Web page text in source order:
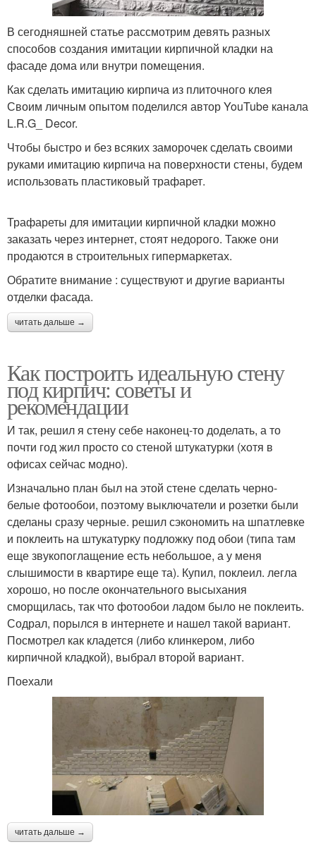
В сегодняшней статье рассмотрим девять разных
способов создания имитации кирпичной кладки на
фасаде дома или внутри помещения.
Как сделать имитацию кирпича из плиточного клея
Своим личным опытом поделился автор YouTube канала
L.R.G_ Decor.
Чтобы быстро и без всяких заморочек сделать своими
руками имитацию кирпича на поверхности стены, будем
использовать пластиковый трафарет.
Трафареты для имитации кирпичной кладки можно
заказать через интернет, стоят недорого. Также они
продаются в строительных гипермаркетах.
Обратите внимание : существуют и другие варианты
отделки фасада.
читать дальше →
Как построить идеальную стену
под кирпич: советы и
рекомендации
И так, решил я стену себе наконец-то доделать, а то
почти год жил просто со стеной штукатурки (хотя в
офисах сейчас модно).
Изначально план был на этой стене сделать черно-
белые фотообои, поэтому выключатели и розетки были
сделаны сразу черные. решил сэкономить на шпатлевке
и поклеить на штукатурку подложку под обои (типа там
еще звукопоглащение есть небольшое, а у меня
слышимости в квартире еще та). Купил, поклеил. легла
хорошо, но после окончательного высыхания
сморщилась, так что фотообои ладом было не поклеить.
Содрал, порылся в интернете и нашел такой вариант.
Посмотрел как кладется (либо клинкером, либо
кирпичной кладкой), выбрал второй вариант.
Поехали
читать дальше →